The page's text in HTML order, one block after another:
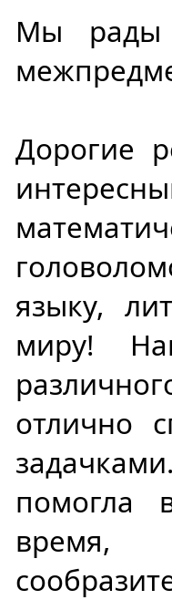
Мы рады
Дорогие
языку,
миру!
отлично
помогла
время,